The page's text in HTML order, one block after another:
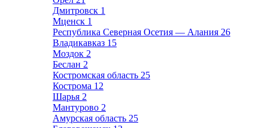
Дмитровск 1
Мценск 1
Республика Северная Осетия — Алания 26
Владикавказ 15
Моздок 2
Беслан 2
Костромская область 25
Кострома 12
Шарья 2
Мантурово 2
Амурская область 25